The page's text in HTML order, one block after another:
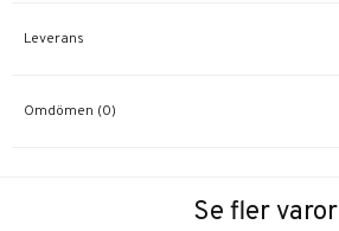
Leverans
Omdömen (0)
Se fler varor